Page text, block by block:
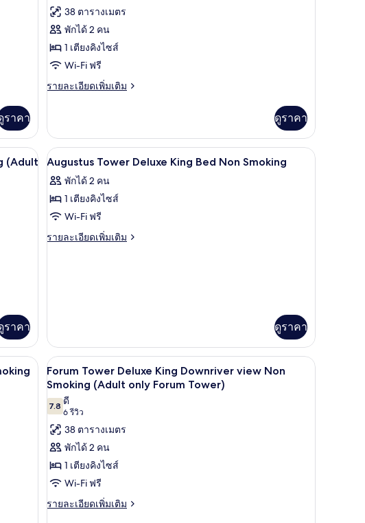
Smoking
ราคา
ของ
Forum
Tower
Luxury
King
Riverview
(Adult
only
Forum
Tower)
รีวิว)
38 ตารางเมตร
พักได้ 2 คน
1 เตียงคิงไซส์
Wi-Fi ฟรี
รายละเอียดเพิ่มเติม
ราย
เกี่ยว
กับ
Forum
Tower
Luxury
King
Non
Smoking
(Adult
ดูราคา
เตียงพร้อมฟูกเสริมที่นอน, ตู้นิรภัยในห้องพัก
(Adult
ราคา
เปิด
ภาพถ่าย
ทั้งหมด
ของ
Augustus
เครื่องนอนระดับพรีเมียม, เตียงพร้อมฟูกเสริม
7
Augustus Tower Deluxe King Bed Non Smoking
พักได้ 2 คน
1 เตียงคิงไซส์
Wi-Fi ฟรี
รายละเอียดเพิ่มเติม
ราย
King
Bed
Non
Smoking
ดูราคา
เตียงพร้อมฟูกเสริมที่นอน, ตู้นิรภัยในห้องพัก
เปิด
ภาพถ่าย
ทั้งหมด
ของ
Forum
Tower
Deluxe
King
Downriver
เครื่องนอนระดับพรีเมียม, เตียงพร้อมฟูกเสริม
4
Forum Tower Deluxe King Downriver view Non
Smoking (Adult only Forum Tower)
7.87.8 จาก 10
ดี
6 รีวิว
(6
รีวิว)
38 ตารางเมตร
พักได้ 2 คน
1 เตียงคิงไซส์
Wi-Fi ฟรี
รายละเอียดเพิ่มเติม
ราย